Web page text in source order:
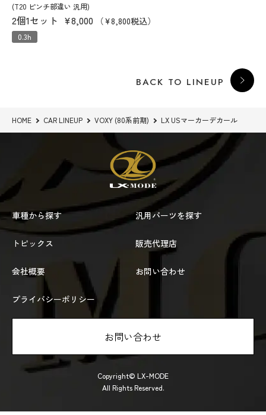
(T20 ピンチ部違い 汎用)
2個1セット ¥8,000 （¥8,800税込）
0.3h
BACK TO LINEUP
HOME CAR LINEUP VOXY (80系前期) LX USマーカーデカール
車種から探す 汎用パーツを探す
トピックス 販売代理店
会社概要 お問い合わせ
プライバシーポリシー
お問い合わせ
Copyright© LX-MODE
All Rights Reserved.